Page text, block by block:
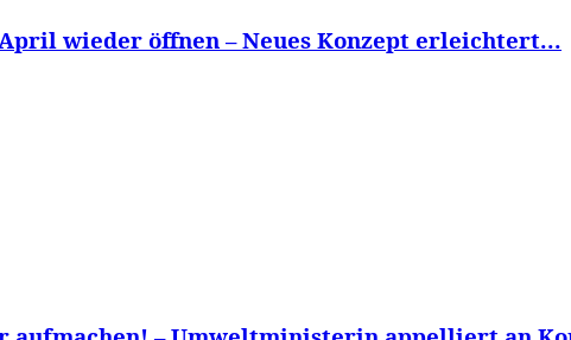
wieder öffnen – Neues Konzept erleichtert...